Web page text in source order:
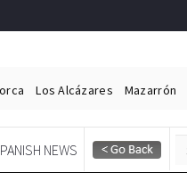
Los Alcázares Mazarrón
NEWS